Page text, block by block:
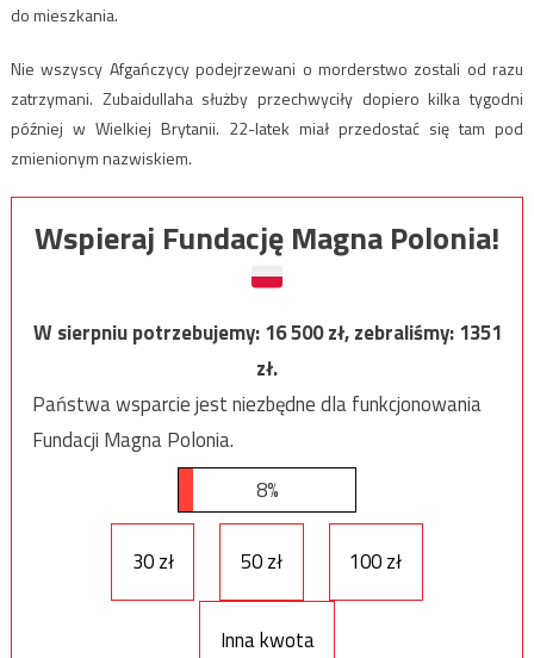
do mieszkania.
Nie wszyscy Afgańczycy podejrzewani o morderstwo zostali od razu
zatrzymani. Zubaidullaha służby przechwyciły dopiero kilka tygodni
później w Wielkiej Brytanii. 22-latek miał przedostać się tam pod
zmienionym nazwiskiem.
Wspieraj Fundację Magna Polonia!
W sierpniu potrzebujemy:16 500zł, zebraliśmy:1351
zł.
Państwa wsparcie jest niezbędne dla funkcjonowania
Fundacji Magna Polonia.
8%
30 zł 50 zł 100 zł
Inna kwota